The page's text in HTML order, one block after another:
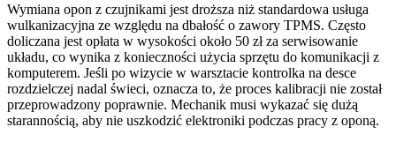
Wymiana opon z czujnikami jest droższa niż standardowa usługa
wulkanizacyjna ze względu na dbałość o zawory TPMS. Często
doliczana jest opłata w wysokości około 50 zł za serwisowanie
układu, co wynika z konieczności użycia sprzętu do komunikacji z
komputerem. Jeśli po wizycie w warsztacie kontrolka na desce
rozdzielczej nadal świeci, oznacza to, że proces kalibracji nie został
przeprowadzony poprawnie. Mechanik musi wykazać się dużą
starannością, aby nie uszkodzić elektroniki podczas pracy z oponą.